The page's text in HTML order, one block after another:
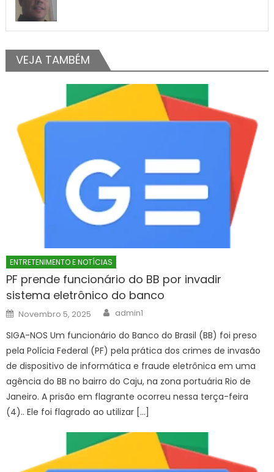
VEJA TAMBÉM
ENTRETENIMENTO E NOTÍCIAS
PF prende funcionário do BB por invadir
sistema eletrônico do banco
Posted
on
Novembro 5, 2025 Author
admin1
SIGA-NOS Um funcionário do Banco do Brasil (BB) foi preso
pela Polícia Federal (PF) pela prática dos crimes de invasão
de dispositivo de informática e fraude eletrônica em uma
agência do BB no bairro do Caju, na zona portuária Rio de
Janeiro. A prisão em flagrante ocorreu nessa terça-feira
(4).. Ele foi flagrado ao utilizar […]